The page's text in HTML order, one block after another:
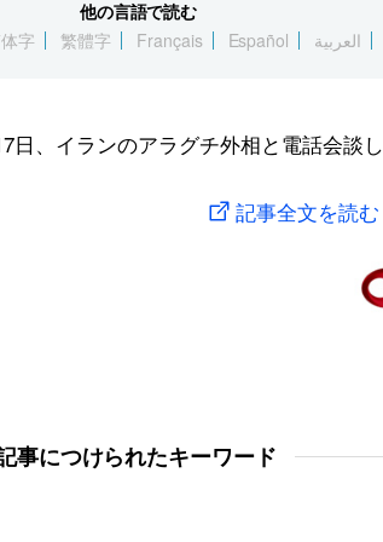
他の言語で読む
字 繁體字 Français Español العربية
日、イランのアラグチ外相と電話会談
記事全文を読む
事につけられたキーワード